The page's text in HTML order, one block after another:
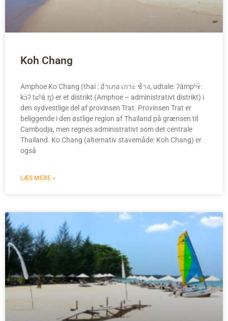
Koh Chang
Amphoe Ko Chang (thai : อำเภอ เกาะ ช้าง, udtale: ʔāmpʰɤ̄ː
kɔ̀ʔ tɕʰáːŋ) er et distrikt (Amphoe – administrativt distrikt) i
den sydvestlige del af provinsen Trat. Provinsen Trat er
beliggende i den østlige region af Thailand på grænsen til
Cambodja, men regnes administrativt som det centrale
Thailand. Ko Chang (alternativ stavemåde: Koh Chang) er
også
LÆS MERE »